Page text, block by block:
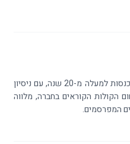
שרונה ניסני - מנהלת תחום קולות קוראים בחברה. שרונה עוסקת בתחום הקולות הקוראים ומיצוי ההכנסות למעלה מ-20 שנה, עם ניסיון
הקולות הקוראים בחברה, מלווה
המפרסמים.